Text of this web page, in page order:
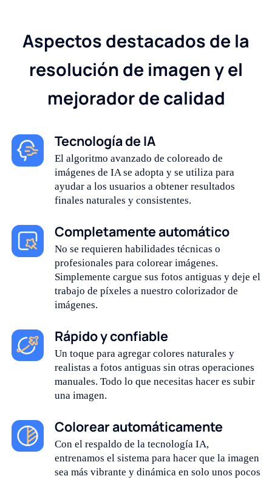
Aspectos destacados de la
resolución de imagen y el
mejorador de calidad
Tecnología de IA
El algoritmo avanzado de coloreado de
imágenes de IA se adopta y se utiliza para
ayudar a los usuarios a obtener resultados
finales naturales y consistentes.
Completamente automático
No se requieren habilidades técnicas o
profesionales para colorear imágenes.
Simplemente cargue sus fotos antiguas y deje el
trabajo de píxeles a nuestro colorizador de
imágenes.
Rápido y confiable
Un toque para agregar colores naturales y
realistas a fotos antiguas sin otras operaciones
manuales. Todo lo que necesitas hacer es subir
una imagen.
Colorear automáticamente
Con el respaldo de la tecnología IA,
entrenamos el sistema para hacer que la imagen
sea más vibrante y dinámica en solo unos pocos